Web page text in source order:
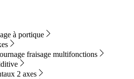
à portique
fraisage multifonctions
2 axes